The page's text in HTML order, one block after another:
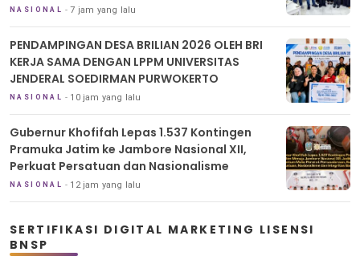
NASIONAL 7 jam yang lalu
PENDAMPINGAN DESA BRILIAN 2026 OLEH BRI
KERJA SAMA DENGAN LPPM UNIVERSITAS
JENDERAL SOEDIRMAN PURWOKERTO
NASIONAL 10 jam yang lalu
Gubernur Khofifah Lepas 1.537 Kontingen
Pramuka Jatim ke Jambore Nasional XII,
Perkuat Persatuan dan Nasionalisme
NASIONAL 12 jam yang lalu
SERTIFIKASI DIGITAL MARKETING LISENSI
BNSP